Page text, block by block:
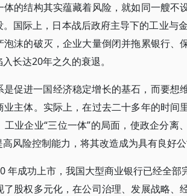
的结构其实蕴藏着风险，就如同一艘不
国际上，日本战后政府主导下的工业与
沫的破灭，企业大量倒闭并拖累银行、
长达20年之久的衰退。
促进一国经济稳定增长的基石，而要想
主体。实际上，在过去二十多年的时间
业企业“三位一体”的局面，使政企分离
风险控制能力，将其改造成为具有良好公
年成功上市，我国大型商业银行已经全
股权多元化，在公司治理、发展战略、